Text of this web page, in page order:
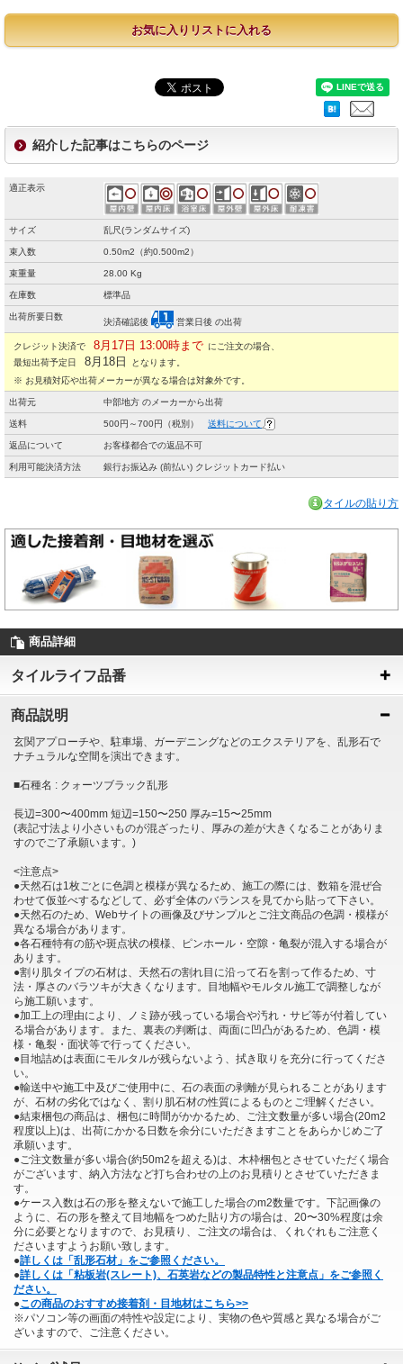
お気に入りリストに入れる
紹介した記事はこちらのページ
適正表示
サイズ 乱尺(ランダムサイズ)
束入数 0.50m2（約0.500m2）
束重量 28.00 Kg
在庫数 標準品
出荷所要日数
決済確認後 営業日後 の出荷
クレジット決済で 8月17日 13:00時まで にご注文の場合、
最短出荷予定日
8月18日
となります。
※ お見積対応や出荷メーカーが異なる場合は対象外です。
出荷元 中部地方 のメーカーから出荷
送料 500円～700円（税別） 送料について
返品について お客様都合での返品不可
利用可能決済方法 銀行お振込み (前払い) クレジットカード払い
タイルの貼り方
商品詳細
タイルライフ品番
商品説明
玄関アプローチや、駐車場、ガーデニングなどのエクステリアを、乱形石で
ナチュラルな空間を演出できます。
■石種名 : クォーツブラック乱形
長辺=300〜400mm 短辺=150〜250 厚み=15〜25mm
(表記寸法より小さいものが混ざったり、厚みの差が大きくなることがありま
すのでご了承願います。)
<注意点>
●天然石は1枚ごとに色調と模様が異なるため、施工の際には、数箱を混ぜ合
わせて仮並べするなどして、必ず全体のバランスを見てから貼って下さい。
●天然石のため、Webサイトの画像及びサンプルとご注文商品の色調・模様が
異なる場合があります。
●各石種特有の筋や斑点状の模様、ピンホール・空隙・亀裂が混入する場合が
あります。
●割り肌タイプの石材は、天然石の割れ目に沿って石を割って作るため、寸
法・厚さのバラツキが大きくなります。目地幅やモルタル施工で調整しなが
ら施工願います。
●加工上の理由により、ノミ跡が残っている場合や汚れ・サビ等が付着してい
る場合があります。また、裏表の判断は、両面に凹凸があるため、色調・模
様・亀裂・面状等で行ってください。
●目地詰めは表面にモルタルが残らないよう、拭き取りを充分に行ってくださ
い。
●輸送中や施工中及びご使用中に、石の表面の剥離が見られることがあります
が、石材の劣化ではなく、割り肌石材の性質によるものとご理解ください。
●結束梱包の商品は、梱包に時間がかかるため、ご注文数量が多い場合(20m2
程度以上)は、出荷にかかる日数を余分にいただきますことをあらかじめご了
承願います。
●ご注文数量が多い場合(約50m2を超える)は、木枠梱包とさせていただく場合
がございます、納入方法など打ち合わせの上のお見積りとさせていただきま
す。
●ケース入数は石の形を整えないで施工した場合のm2数量です。下記画像の
ように、石の形を整えて目地幅をつめた貼り方の場合は、20〜30%程度は余
分に必要となりますので、お見積り、ご注文の場合は、くれぐれもご注意く
ださいますようお願い致します。
●詳しくは「乱形石材」をご参照ください。
●詳しくは「粘板岩(スレート)、石英岩などの製品特性と注意点」をご参照く
ださい。
●この商品のおすすめ接着剤・目地材はこちら>>
※パソコン等の画面の特性や設定により、実物の色や質感と異なる場合がご
ざいますので、ご注意ください。